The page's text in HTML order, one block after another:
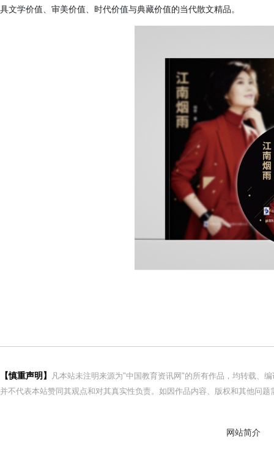
具文学价值、审美价值、时代价值与典藏价值的当代散文精品。
【慎重声明】
凡本站未注明来源为"中国教育资讯网"的所有作品，均转载、
并不代表本站赞同其观点和对其真实性负责。如因作品内容、版权和其他问
网站简介